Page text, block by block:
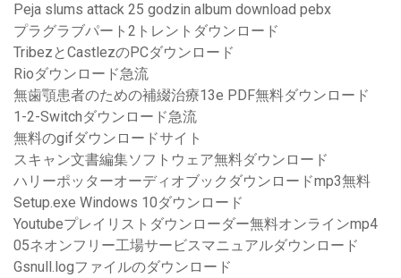
Peja slums attack 25 godzin album download pebx
プラグラブパート2トレントダウンロード
TribezとCastlezのPCダウンロード
Rioダウンロード急流
無歯顎患者のための補綴治療13e PDF無料ダウンロード
1-2-Switchダウンロード急流
無料のgifダウンロードサイト
スキャン文書編集ソフトウェア無料ダウンロード
ハリーポッターオーディオブックダウンロードmp3無料
Setup.exe Windows 10ダウンロード
Youtubeプレイリストダウンローダー無料オンラインmp4
05ネオンフリー工場サービスマニュアルダウンロード
Gsnull.logファイルのダウンロード